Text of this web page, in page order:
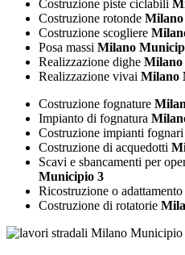
Costruzione piste ciclabili
Costruzione rotonde
Costruzione scogliere
Posa massi Milano
Realizzazione dighe Milano
Realizzazione vivai Milano
Costruzione fognature
Impianto di fognatura
Costruzione impianti fognari
Costruzione di acquedotti
Scavi e sbancamenti per
Municipio 3
Ricostruzione o
Costruzione di rotatorie